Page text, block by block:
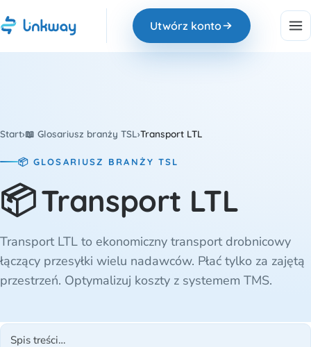
Utwórz konto
Start›📖 Glosariusz branży TSL›Transport LTL
📦 GLOSARIUSZ BRANŻY TSL
📦Transport LTL
Transport LTL to ekonomiczny transport drobnicowy
łączący przesyłki wielu nadawców. Płać tylko za zajętą
przestrzeń. Optymalizuj koszty z systemem TMS.